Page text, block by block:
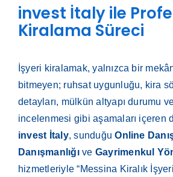
invest İtaly ile
Kiralama Süreci
İşyeri kiralamak, yalnızca bir
bitmeyen; ruhsat uygunluğu, kira
detayları, mülkün altyapı durumu
incelenmesi gibi aşamaları içeren
invest İtaly, sunduğuOnline
Danışmanlığıve Gayrimenkul
hizmetleriyle “Messina Kiralık